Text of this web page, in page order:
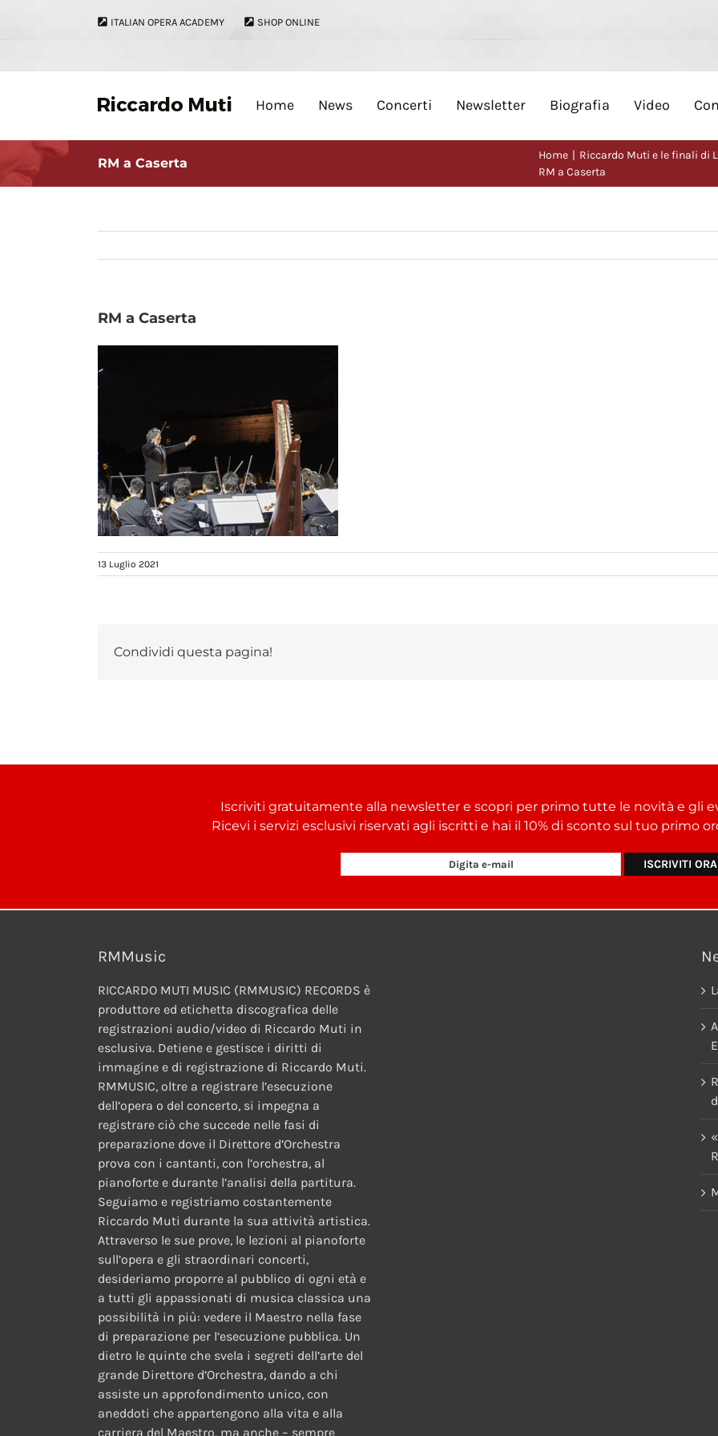
ITALIAN OPERA ACADEMY SHOP ONLINE
Home News Concerti Newsletter Biografia Video
RM a Caserta
Home
Riccardo Muti e le finali di
RM a Caserta
RM a Caserta
13 Luglio 2021
Condividi questa pagina!
Iscriviti gratuitamente alla newsletter e scopri per primo tutte le novità e gli
Ricevi i servizi esclusivi riservati agli iscritti e hai il 10% di sconto sul tuo primo
RMMusic
RICCARDO MUTI MUSIC (RMMUSIC) RECORDS è
produttore ed etichetta discografica delle
registrazioni audio/video di Riccardo Muti in
esclusiva. Detiene e gestisce i diritti di
immagine e di registrazione di Riccardo Muti.
RMMUSIC, oltre a registrare l’esecuzione
dell’opera o del concerto, si impegna a
registrare ciò che succede nelle fasi di
preparazione dove il Direttore d’Orchestra
prova con i cantanti, con l’orchestra, al
pianoforte e durante l’analisi della partitura.
Seguiamo e registriamo costantemente
Riccardo Muti durante la sua attività artistica.
Attraverso le sue prove, le lezioni al pianoforte
sull’opera e gli straordinari concerti,
desideriamo proporre al pubblico di ogni età e
a tutti gli appassionati di musica classica una
possibilità in più: vedere il Maestro nella fase
di preparazione per l’esecuzione pubblica. Un
dietro le quinte che svela i segreti dell’arte del
grande Direttore d’Orchestra, dando a chi
assiste un approfondimento unico, con
aneddoti che appartengono alla vita e alla
carriera del Maestro, ma anche – sempre